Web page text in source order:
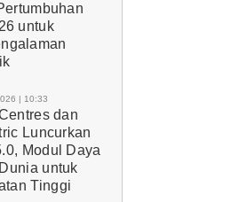
untuk
| 10:33
dan
Luncurkan
Modul Daya
untuk
Tinggi